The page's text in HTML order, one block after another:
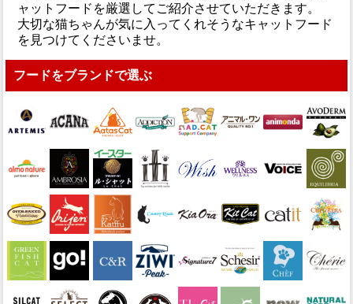
ャットフードを厳選してご紹介させていただきます。
大切な猫ちゃんが気に入ってくれそうなキャットフード
を見つけてくださいませ。
フードをブランドで選ぶ